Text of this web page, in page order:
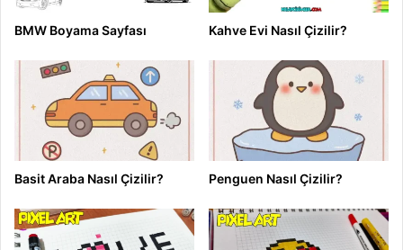
BMW Boyama Sayfası Kahve Evi Nasıl Çizilir?
Basit Araba Nasıl Çizilir? Penguen Nasıl Çizilir?